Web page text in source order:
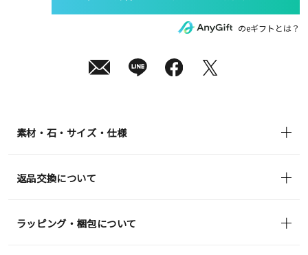
のeギフトとは？
素材・石・サイズ・仕様
返品交換について
ラッピング・梱包について